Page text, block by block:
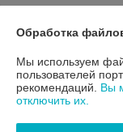
О нас
Контакты
Доставка и оплата
Обработка
Мы используем
пользователей
рекомендаций. Вы
отключить их.